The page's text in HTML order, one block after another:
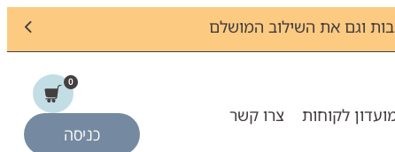
וגם את השילוב המושלם
לקוחות צרו קשר
0
כניסה